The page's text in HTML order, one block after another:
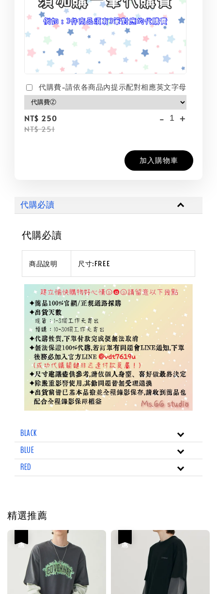
代購費-請依各商品內提示配對相應英文字母
NT$ 250
NT$ 251
- +
加入購物車
代購必讀
代購必讀
商品說明 尺寸:FREE
BLACK
BLUE
RED
精選推薦